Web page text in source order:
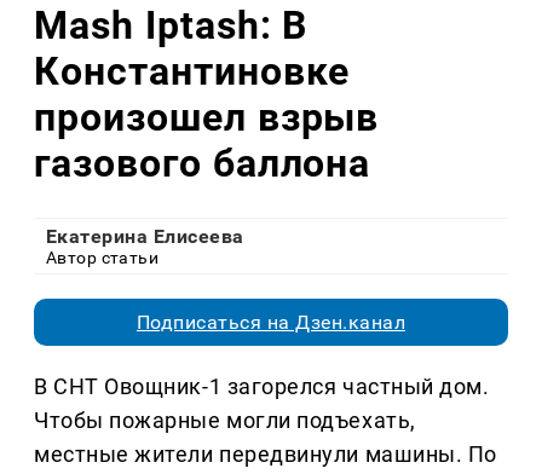
Mash Iptash: В
Константиновке
произошел взрыв
газового баллона
Екатерина Елисеева
Автор статьи
Подписаться на Дзен.канал
В СНТ Овощник-1 загорелся частный дом.
Чтобы пожарные могли подъехать,
местные жители передвинули машины. По